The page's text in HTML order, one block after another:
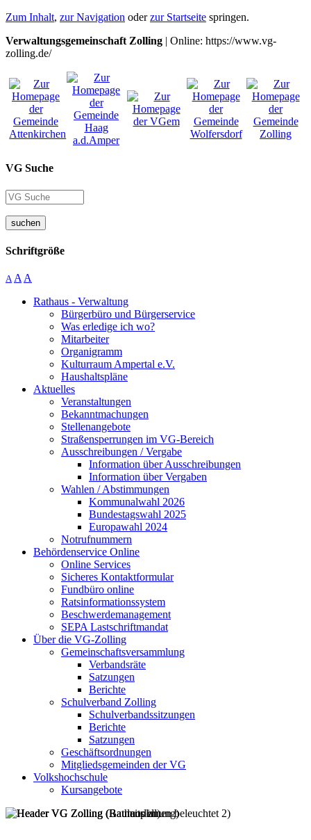
Zum Inhalt, zur Navigation oderzur Startseite springen.
Verwaltungsgemeinschaft Zolling | Online: https://www.vg-
zolling.de/
VG Suche
suchen
Schriftgröße
A A A
Rathaus - Verwaltung
Bürgerbüro und Bürgerservice
Was erledige ich wo?
Mitarbeiter
Organigramm
Kulturraum Ampertal e.V.
Haushaltspläne
Aktuelles
Veranstaltungen
Bekanntmachungen
Stellenangebote
Straßensperrungen im VG-Bereich
Ausschreibungen / Vergabe
Information über Ausschreibungen
Information über Vergaben
Wahlen / Abstimmungen
Kommunalwahl 2026
Bundestagswahl 2025
Europawahl 2024
Notrufnummern
Behördenservice Online
Online Services
Sicheres Kontaktformular
Fundbüro online
Ratsinformationssystem
Beschwerdemanagement
SEPA Lastschriftmandat
Über die VG-Zolling
Gemeinschaftsversammlung
Verbandsräte
Satzungen
Berichte
Schulverband Zolling
Schulverbandssitzungen
Berichte
Satzungen
Geschäftsordnungen
Mitgliedsgemeinden der VG
Volkshochschule
Kursangebote